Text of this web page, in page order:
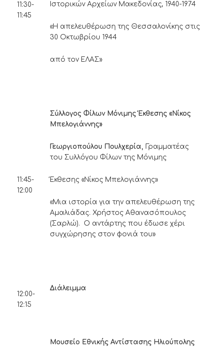
11:30-
11:45
Ιστορικών Αρχείων Μακεδονίας, 1940-1974
«Η απελευθέρωση της Θεσσαλονίκης στις
30 Οκτωβρίου 1944
από τον ΕΛΑΣ»
11:45-
12:00
Σύλλογος Φίλων Μόνιμης Έκθεσης «Νίκος
Μπελογιάννης»
Γεωργιοπούλου Πουλχερία, Γραμματέας
του Συλλόγου Φίλων της Μόνιμης
Έκθεσης «Νίκος Μπελογιάννης»
«Μια ιστορία για την απελευθέρωση της
Αμαλιάδας. Χρήστος Αθανασόπουλος
(Σαρλώ). Ο αντάρτης που έδωσε χέρι
συγχώρησης στον φονιά του»
12:00-
12:15
Διάλειμμα
Μουσείο Εθνικής Αντίστασης Ηλιούπολης